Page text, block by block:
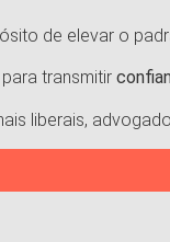
de elevar o
transmitir
liberais,